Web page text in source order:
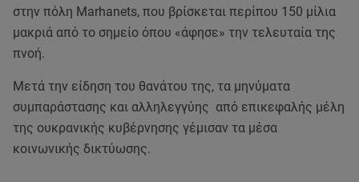
στην πόλη Marhanets, που βρίσκεται περίπου 150 μίλια
μακριά από το σημείο όπου «άφησε» την τελευταία της
πνοή.
Μετά την είδηση του θανάτου της, τα μηνύματα
συμπαράστασης και αλληλεγγύης από επικεφαλής μέλη
της ουκρανικής κυβέρνησης γέμισαν τα μέσα
κοινωνικής δικτύωσης.